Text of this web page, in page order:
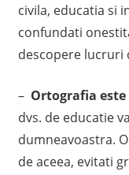
civila, educatia si
confundati
descopere lucruri
–Ortografia este
dvs. de educatie
dumneavoastra.
de aceea, evitati